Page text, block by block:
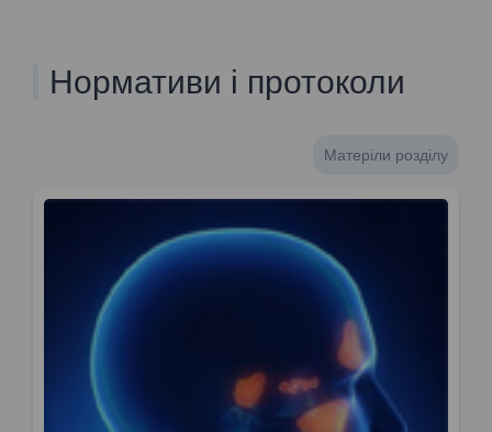
Нормативи і протоколи
Матеріли розділу